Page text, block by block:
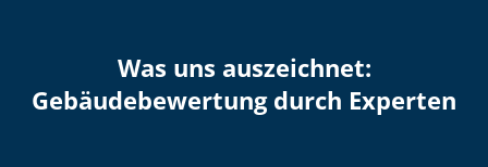
Was uns auszeichnet:
Ge­bäu­de­be­wer­tung durch Experten